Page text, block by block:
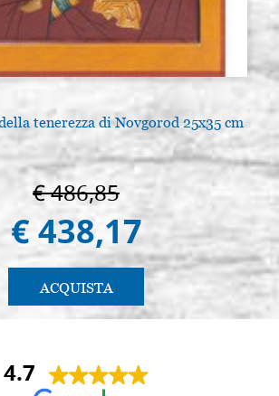
tenerezza di Novgorod 25x35 cm
€ 486,85
€ 438,17
ACQUISTA
4.7